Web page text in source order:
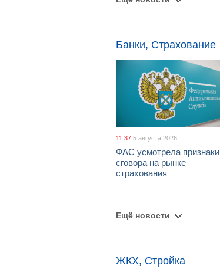
Банки, Страхование
11:37 5 августа 2026
ФАС усмотрела признаки
сговора на рынке
страхования
Ещё новости
ЖКХ, Стройка